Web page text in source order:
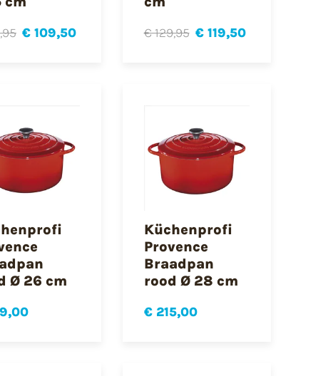
€ 109,50 € 129,95 € 119,50
Ø 26 cm
Küchenprofi
Provence
Braadpan
rood Ø 28 cm
€ 215,00